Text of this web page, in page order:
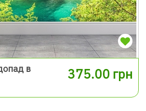
в
375.00 грн